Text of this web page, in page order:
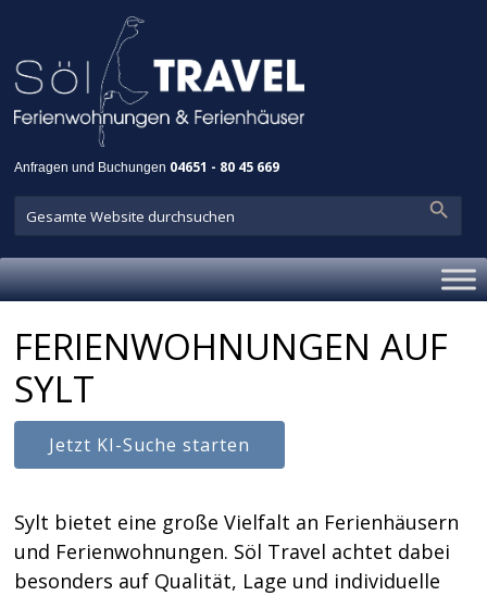
Anfragen und Buchungen 04651 - 80 45 669
FERIENWOHNUNGEN AUF
SYLT
Jetzt KI-Suche starten
Sylt bietet eine große Vielfalt an Ferienhäusern
und Ferienwohnungen. Söl Travel achtet dabei
besonders auf Qualität, Lage und individuelle